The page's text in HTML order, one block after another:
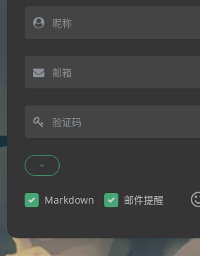
Markdown 邮件提醒
|´・ω・)ノ ヾ(≧∇≦*)ゝ